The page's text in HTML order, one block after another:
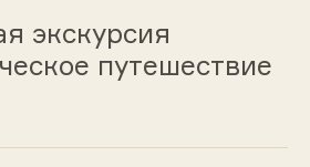
экскурсия
путешествие